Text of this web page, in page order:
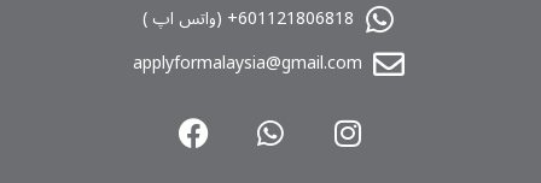
601121806818+ (واتس اپ )
applyformalaysia@gmail.com